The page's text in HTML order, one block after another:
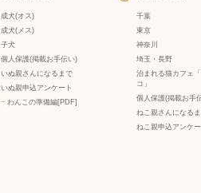
成犬(オス)
成犬(メス)
子犬
個人保護(掲載お手伝い)
いぬ親さんになるまで
いぬ親申込アンケート
− わんこの準備編[PDF]
千葉
東京
神奈川
埼玉・長野
泊まれる猫カフェ
コ」
個人保護(掲載お手
ねこ親さんになる
ねこ親申込アンケ